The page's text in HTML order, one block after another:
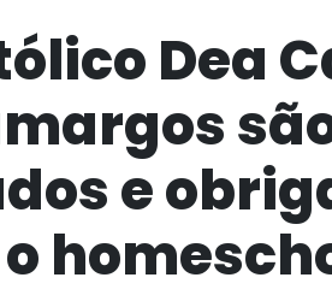
Dea
e